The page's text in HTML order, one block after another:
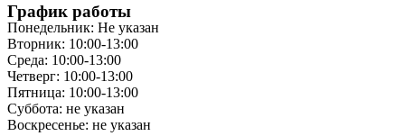
График работы
Понедельник: Не указан
Вторник: 10:00-13:00
Среда: 10:00-13:00
Четверг: 10:00-13:00
Пятница: 10:00-13:00
Суббота: не указан
Воскресенье: не указан